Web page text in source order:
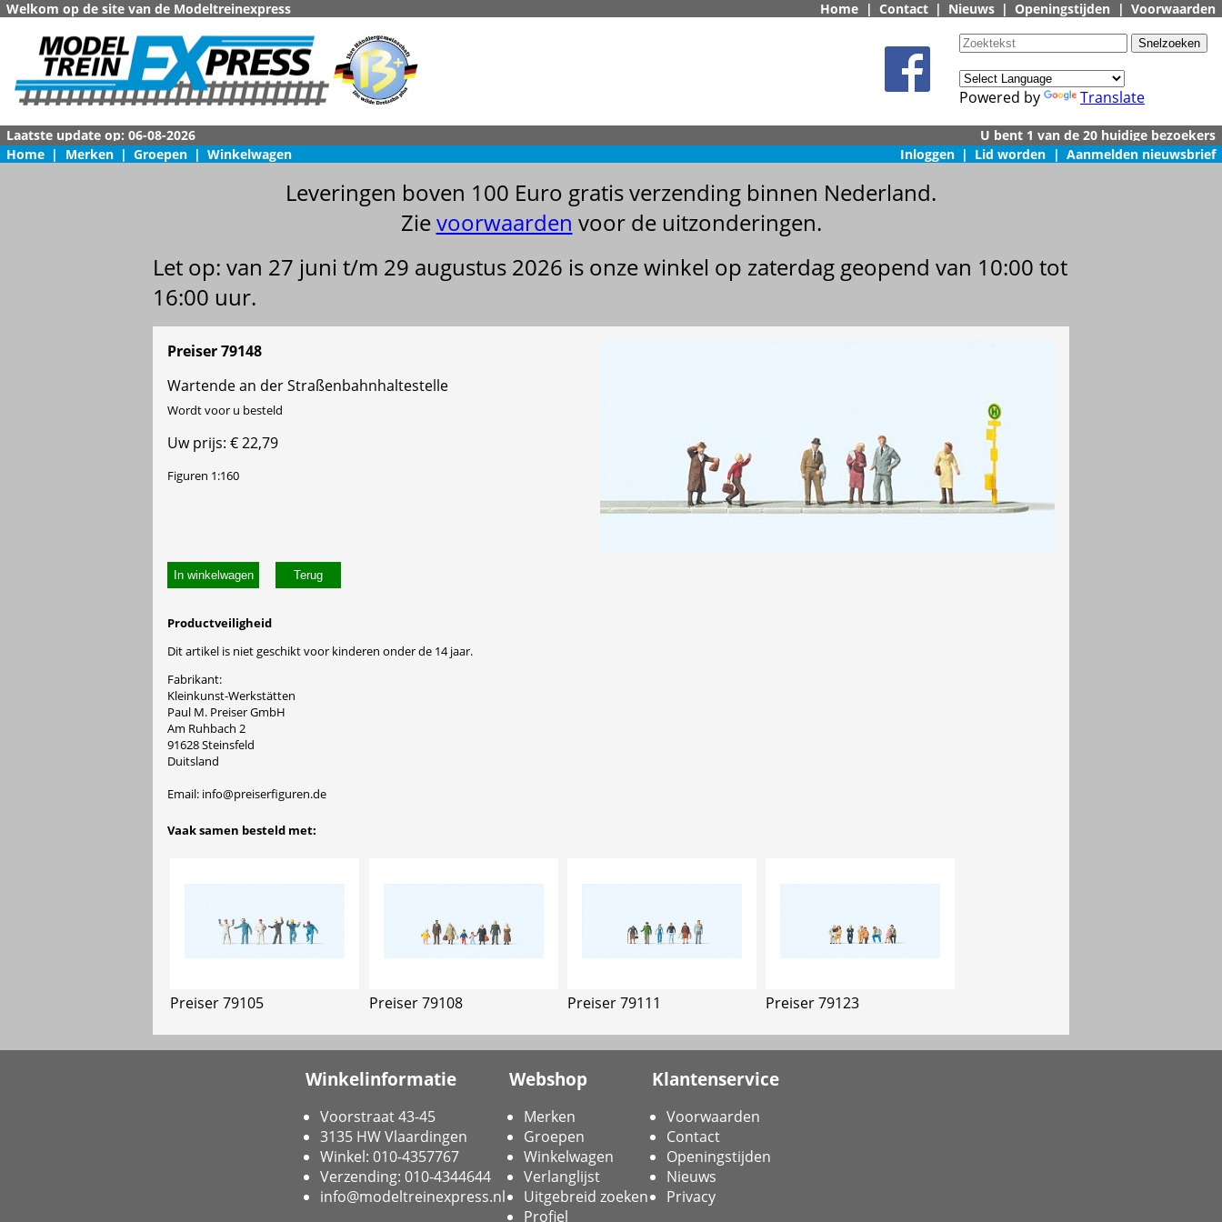
Welkom op de site van de Modeltreinexpress Home | Contact | Nieuws | Openingstijden | Voorwaarden
Powered by Translate
Home | Merken | Groepen | Winkelwagen Inloggen | Lid worden | Aanmelden nieuwsbrief
Leveringen boven 100 Euro gratis verzending binnen Nederland.
Zievoorwaarden voor de uitzonderingen.
Let op: van 27 juni t/m 29 augustus 2026 is onze winkel op zaterdag geopend van 10:00 tot
16:00 uur.
Preiser 79148
Wartende an der Straßenbahnhaltestelle
Wordt voor u besteld
Uw prijs: € 22,79
Figuren 1:160
In winkelwagen
Productveiligheid
Dit artikel is niet geschikt voor kinderen onder de 14 jaar.
Fabrikant:
Kleinkunst-Werkstätten
Paul M. Preiser GmbH
Am Ruhbach 2
91628 Steinsfeld
Duitsland
Email: info@preiserfiguren.de
Vaak samen besteld met:
Preiser 79105 Preiser 79108 Preiser 79111 Preiser 79123
Winkelinformatie
Voorstraat 43-45
3135 HW Vlaardingen
Winkel: 010-4357767
Verzending: 010-4344644
info@modeltreinexpress.nl
Webshop
Merken
Groepen
Winkelwagen
Verlanglijst
Uitgebreid zoeken
Profiel
Klantenservice
Voorwaarden
Contact
Openingstijden
Nieuws
Privacy